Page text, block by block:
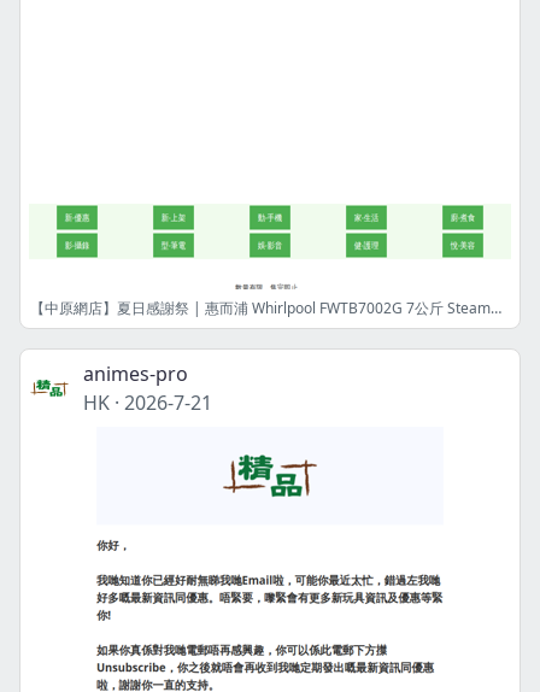
【中原網店】夏日感謝祭 | 惠而浦 Whirlpool FWTB7002G 7公斤 SteamCare 前置式纖薄洗衣機| 港幣2789元 | 限量8件! | 網店限定
animes-pro
HK · 2026-7-21